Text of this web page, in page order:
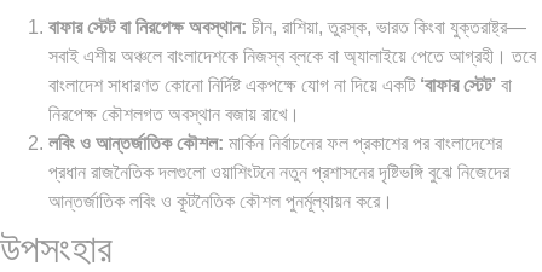
বাফার স্টেট বা নিরপেক্ষ অবস্থান: চীন, রাশিয়া, তুরস্ক, ভারত কিংবা যুক্তরাষ্ট্র—
সবাই এশীয় অঞ্চলে বাংলাদেশকে নিজস্ব ব্লকে বা অ্যালাইয়ে পেতে আগ্রহী। তবে
বাংলাদেশ সাধারণত কোনো নির্দিষ্ট একপক্ষে যোগ না দিয়ে একটি ‘বাফার স্টেট’ বা
নিরপেক্ষ কৌশলগত অবস্থান বজায় রাখে।
লবিং ও আন্তর্জাতিক কৌশল: মার্কিন নির্বাচনের ফল প্রকাশের পর বাংলাদেশের
প্রধান রাজনৈতিক দলগুলো ওয়াশিংটনে নতুন প্রশাসনের দৃষ্টিভঙ্গি বুঝে নিজেদের
আন্তর্জাতিক লবিং ও কূটনৈতিক কৌশল পুনর্মূল্যায়ন করে।
উপসংহার